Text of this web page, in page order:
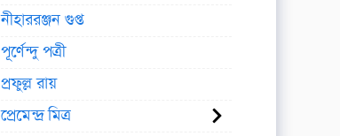
নীহাররঞ্জন গুপ্ত
পূর্ণেন্দু পত্রী
প্রফুল্ল রায়
প্রেমেন্দ্র মিত্র